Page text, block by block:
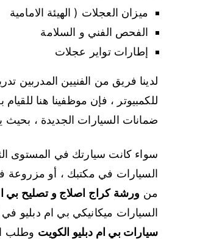
ميزان العجلات ( الهيئة الامامية
الفحص الفني و السلامة
إطارات تواير عجلات
لدينا فريق من الفنيين المدربين
للكمبيوتر ، فإن موظفينا هنا
ضمانات السيارات الجديدة ، بحيث
سواء كانت سيارتك في المستوى
السيارات في مكتبك ، أو مزروعة
من ورشة كراج اصلاج و تصليح بي
السيارات ميكانيكي بي ام دبليو
سيارات بي ام دبليو الكويت وطلب